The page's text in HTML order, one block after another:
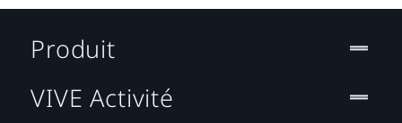
Produit
VIVE Activité